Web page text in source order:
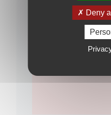
Je souhaite rester
opportunités
Deny